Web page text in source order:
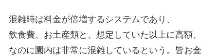
混雑時は料金が倍増するシステムであり、
飲食費、お土産類と、想定していた以上に高額、
なのに園内は非常に混雑しているという。皆お金